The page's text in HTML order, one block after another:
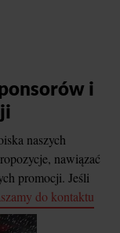
i
naszych
nawiązać
promocji. Jeśli
do kontaktu